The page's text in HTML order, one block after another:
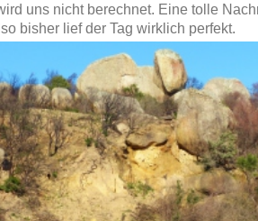
uns nicht berechnet. Eine tolle
bisher lief der Tag wirklich perfekt.